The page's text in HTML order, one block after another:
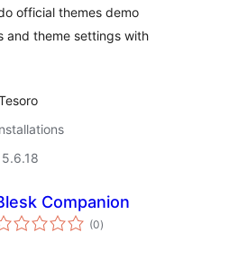
official themes demo
and theme settings with
Companion
(0total
ratings
)